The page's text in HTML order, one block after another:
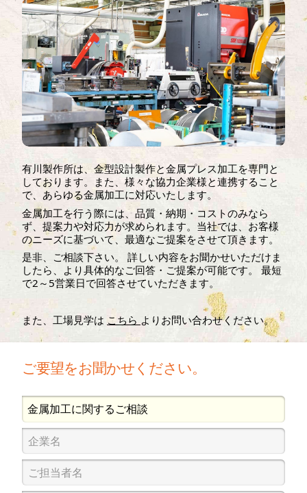
有川製作所は、金型設計製作と金属プレス加工を専門と
しております。また、様々な協力企業様と連携すること
で、あらゆる金属加工に対応いたします。
金属加工を行う際には、品質・納期・コストのみなら
ず、提案力や対応力が求められます。当社では、お客様
のニーズに基づいて、最適なご提案をさせて頂きます。
是非、ご相談下さい。 詳しい内容をお聞かせいただけま
したら、より具体的なご回答・ご提案が可能です。 最短
で2～5営業日で回答させていただきます。
また、工場見学は こちら よりお問い合わせください。
ご要望をお聞かせください。